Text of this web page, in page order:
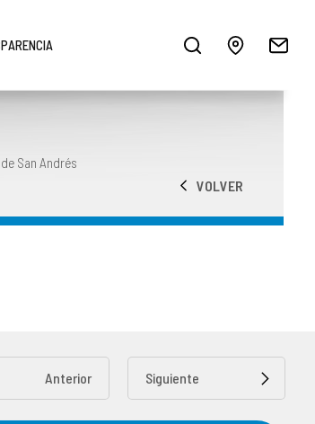
San Andrés
VOLVER
Anterior Siguiente